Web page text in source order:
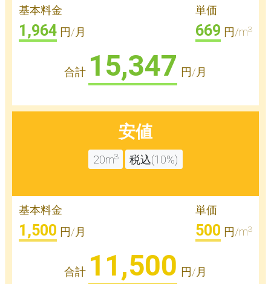
基本料金
1,964円/月
単価
669 円/m3
合計 15,347 円/月
安値
20m3 税込(10%)
基本料金
1,500 円/月
単価
500 円/m3
合計 11,500 円/月